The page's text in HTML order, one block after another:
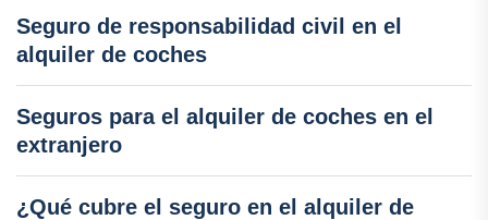
Seguro de responsabilidad civil en el
alquiler de coches
Seguros para el alquiler de coches en el
extranjero
¿Qué cubre el seguro en el alquiler de